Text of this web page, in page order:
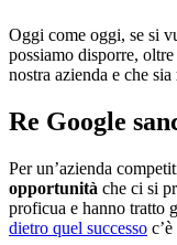
Oggi come oggi, se si
possiamo disporre,
nostra azienda e che sia
Re Google
Per un’azienda
opportunità che ci si
proficua e hanno tratto
dietro quel successo